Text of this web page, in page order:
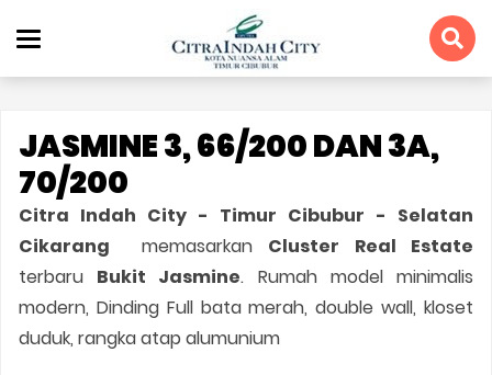
JASMINE 3, 66/200 DAN 3A,
70/200
Citra Indah City - Timur Cibubur - Selatan
Cikarang memasarkan Cluster Real Estate
terbaru Bukit Jasmine. Rumah model minimalis
modern, Dinding Full bata merah, double wall, kloset
duduk, rangka atap alumunium